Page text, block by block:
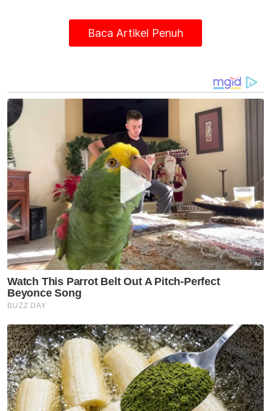
kemudian dengan menewaskan Arab Saudi
pasukan pertama layak ke Piala Dunia
selepas menewaskan Bahrain 2-0 di Saitama.
Jepun kini mendahului dengan 19 mata,
diikuti Australia di tempat kedua dengan 10
mata, satu mata di hadapan Arab Saudi dan
empat mata di hadapan Indonesia, Bahrain
serta China.
Dua pasukan teratas akan terus ke Amerika
Utara, manakala pasukan di tempat ketiga
dan keempat dalam tiga kumpulan Asia perlu
melalui pusingan kelayakan tambahan.
Muat turun aplikasi Sinar Harian. Klik di sini!
Indonesia
Kelayakan Piala Dunia 2026
Patrick Kluivert
Baca Artikel Penuh